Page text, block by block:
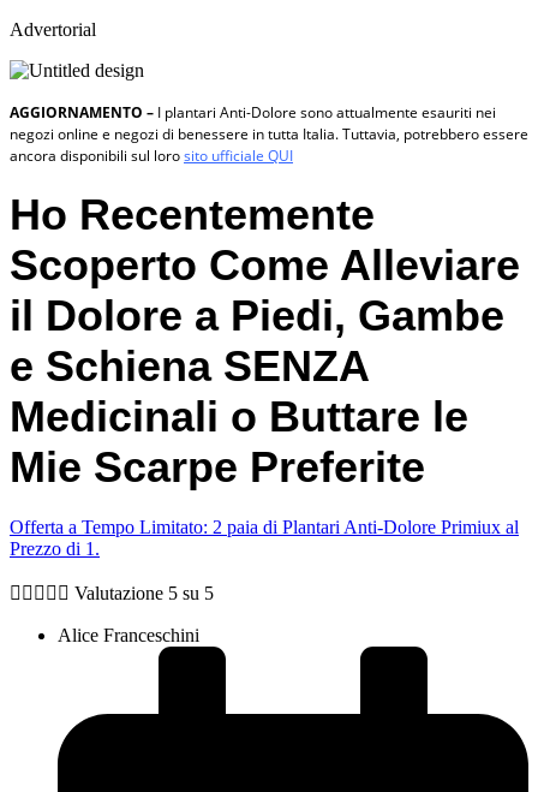
Advertorial
AGGIORNAMENTO – I plantari Anti-Dolore sono attualmente esauriti nei
negozi online e negozi di benessere in tutta Italia. Tuttavia, potrebbero essere
ancora disponibili sul lorosito ufficiale QUI
Ho Recentemente
Scoperto Come Alleviare
il Dolore a Piedi, Gambe
e SchienaSENZA
Medicinali o Buttare le
Mie Scarpe Preferite
Offerta a Tempo Limitato: 2 paia di Plantari Anti-Dolore Primiux al
Prezzo di 1.
     Valutazione 5 su 5
Alice Franceschini